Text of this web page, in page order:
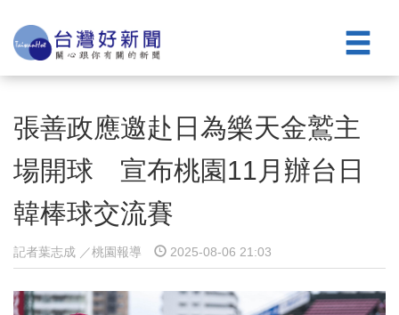
張善政應邀赴日為樂天金鷲主
場開球 宣布桃園11月辦台日
韓棒球交流賽
記者葉志成 ／桃園報導 2025-08-06 21:03